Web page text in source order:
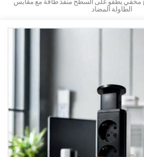
الطاولة المضاد